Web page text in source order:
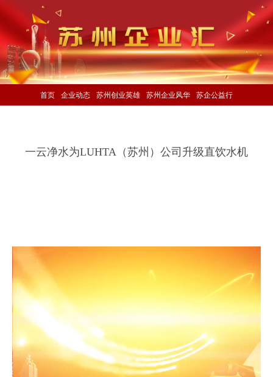
首页 企业动态 苏州创业英雄 苏州企业风华 苏企公益行
一云净水为LUHTA（苏州）公司升级直饮水机